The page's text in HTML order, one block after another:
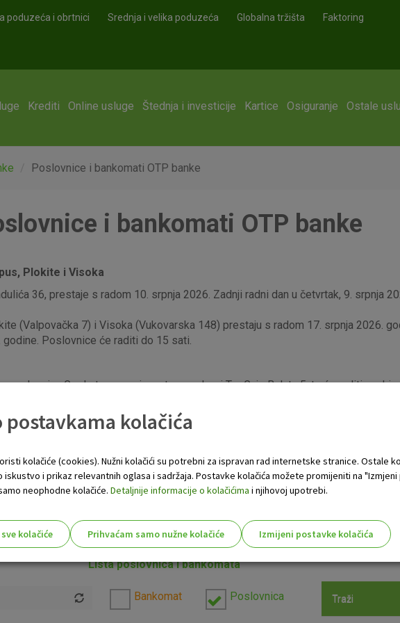
poduzeća i obrtnici Srednja i velika poduzeća Globalna tržišta Faktoring
Krediti Online usluge Štednja i investicije Kartice Osiguranje Ostale
Poslovnice i bankomati OTP banke
i bankomati OTP banke
Plokite i Visoka
36, prestaje s radom 10. srpnja 2026. Zadnji radni dan u četvrtak, 9. srpnja
(Valpovačka 7) i Visoka (Vukovarska 148) prestaju s radom 17. srpnja 2026.
Poslovnice će raditi do 15 sati.
poslovnica Grad otvara svoja vrata, na adresi Trg Gaje Bulata 5, te će raditi svaki
bit će u četvrtak, 9. srpnja 2026. godine do 15 sati.
ponedjeljka, 20.srpnja 2026.godine počinje s radom na adresi Vukovarska ulica
2, prestaje s radom 15. srpnja 2026. godine. Od 16. srpnja 2026. sve
ostalim poslovnicama na području Osječko-baranjske županije.
banke
ovdje
Lista poslovnica i bankomata
Bankomat Poslovnica Traži
kolačića
kolačiće (cookies). Nužni kolačići su potrebni za ispravan rad internetske stranice. Ostale
i prikaz relevantnih oglasa i sadržaja. Postavke kolačića možete promijeniti na
neophodne kolačiće. Detaljnije informacije o kolačićima i njihovoj upotrebi.
kolačiće Prihvaćam samo nužne kolačiće
Izmijeni postavke kolačića